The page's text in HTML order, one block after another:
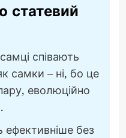
статевий
співають
самки – ні, бо це
еволюційно
без